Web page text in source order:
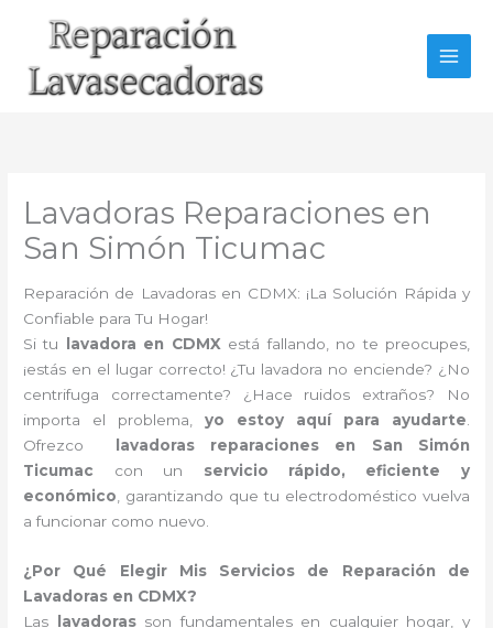
Lavadoras Reparaciones en
San Simón Ticumac
Reparación de Lavadoras en CDMX: ¡La Solución Rápida y
Confiable para Tu Hogar!
Si tu
lavadora en CDMXestá fallando, no te preocupes,
¡estás en el lugar correcto! ¿Tu lavadora no enciende? ¿No
centrifuga correctamente? ¿Hace ruidos extraños? No
importa el problema,yo estoy aquí para ayudarte.
Ofrezco
lavadoras reparaciones en San Simón
Ticumac con un servicio rápido, eficiente y
económico, garantizando que tu electrodoméstico vuelva
a funcionar como nuevo.
¿Por Qué Elegir Mis Servicios de Reparación de
Lavadoras en CDMX?
Las
lavadorasson fundamentales en cualquier hogar, y